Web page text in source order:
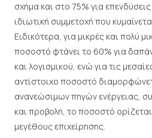
σχήμα και στο 75% για
ιδιωτική συμμετοχή που
Ειδικότερα, για μικρές και πολύ
ποσοστό φτάνει το 60% για
και λογισμικού, ενώ για τις
αντίστοιχο ποσοστό
ανανεώσιμων πηγών ενέργειας,
και προβολή, το ποσοστό
μεγέθους επιχείρησης.